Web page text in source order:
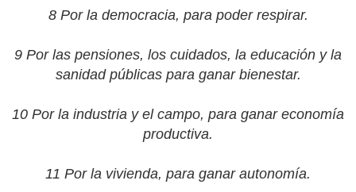
8 Por la democracia, para poder respirar.
9 Por las pensiones, los cuidados, la educación y la
sanidad públicas para ganar bienestar.
10 Por la industria y el campo, para ganar economía
productiva.
11 Por la vivienda, para ganar autonomía.